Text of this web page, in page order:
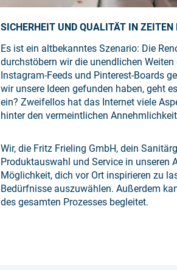
SICHERHEIT UND QUALITÄT IN ZEITEN
Es ist ein altbekanntes Szenario: Die
durchstöbern wir die unendlichen
Instagram-Feeds und Pinterest-Boards
wir unsere Ideen gefunden haben, geht
ein? Zweifellos hat das Internet viele
hinter den vermeintlichen
Wir, die Fritz Frieling GmbH, dein
Produktauswahl und Service in unseren
Möglichkeit, dich vor Ort inspirieren zu
Bedürfnisse auszuwählen. Außerdem
des gesamten Prozesses begleitet.